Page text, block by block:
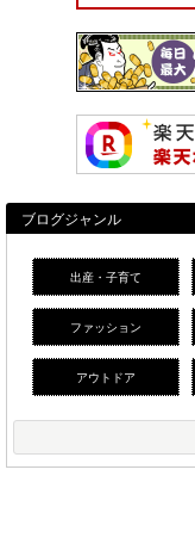
ブログジャンル
出産・子育て
ファッション
アウトドア